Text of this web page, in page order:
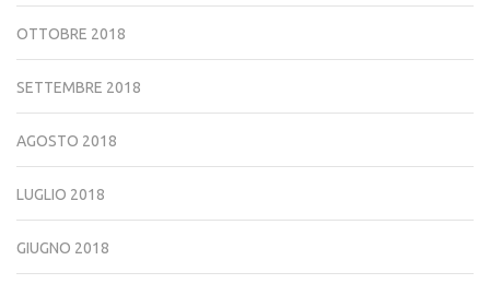
OTTOBRE 2018
SETTEMBRE 2018
AGOSTO 2018
LUGLIO 2018
GIUGNO 2018